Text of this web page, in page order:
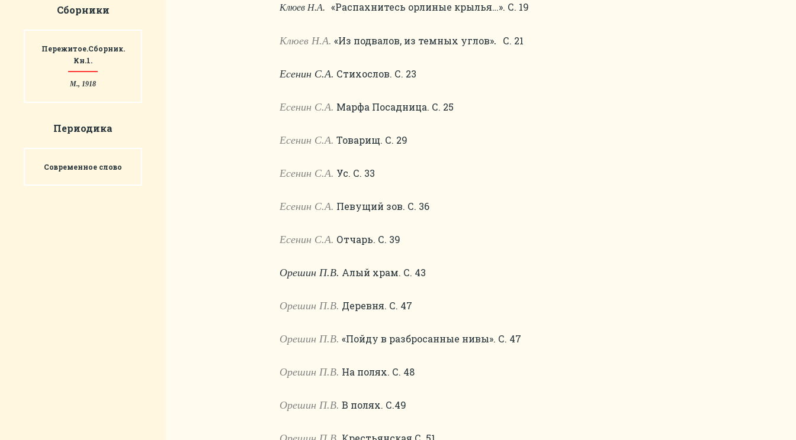
Сборники
Пережитое.Сборник.
Кн.1.
М., 1918
Периодика
Современное слово
Клюев Н.А. «Распахнитесь орлиные крылья…». С. 19
Клюев Н.А. «Из подвалов, из темных углов». С. 21
Есенин С.А. Стихослов. С. 23
Есенин С.А. Марфа Посадница. С. 25
Есенин С.А. Товарищ. С. 29
Есенин С.А. Ус. С. 33
Есенин С.А. Певущий зов. С. 36
Есенин С.А. Отчарь. С. 39
Орешин П.В. Алый храм. С. 43
Орешин П.В. Деревня. С. 47
Орешин П.В. «Пойду в разбросанные нивы». С. 47
Орешин П.В. На полях. С. 48
Орешин П.В. В полях. С.49